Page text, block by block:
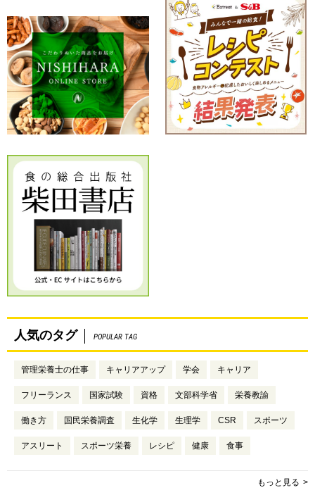
人気のタグ POPULAR TAG
管理栄養士の仕事 キャリアアップ 学会 キャリア
フリーランス 国家試験 資格 文部科学省 栄養教諭
働き方 国民栄養調査 生化学 生理学 CSR スポーツ
アスリート スポーツ栄養 レシピ 健康 食事
もっと見る